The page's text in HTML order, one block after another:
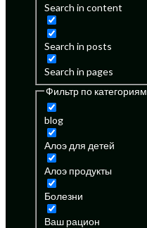
Search in content
Search in posts
Search in pages
Фильтр по категориям
blog
Алоэ для детей
Алоэ продукты
Болезни
Ваш рацион